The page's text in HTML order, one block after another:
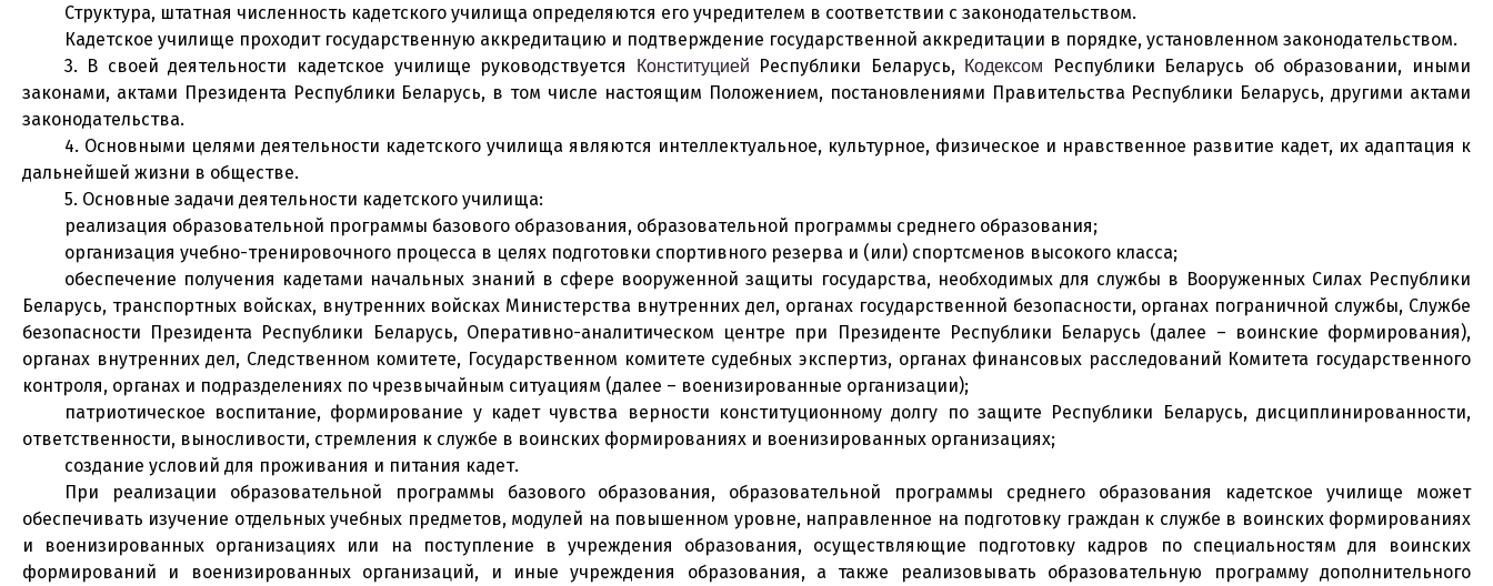
Структура, штатная численность кадетского училища определяются его учредителем в соответствии с законодательством.
Кадетское училище проходит государственную аккредитацию и подтверждение государственной аккредитации в порядке, установленном законодательством.
3. В своей деятельности кадетское училище руководствуется
Конституцией Республики Беларусь, Кодексом
Республики Беларусь об образовании, иными
законами, актами Президента Республики Беларусь, в том числе настоящим Положением, постановлениями Правительства Республики Беларусь, другими актами
законодательства.
4. Основными целями деятельности кадетского училища являются интеллектуальное, культурное, физическое и нравственное развитие кадет, их адаптация к
дальнейшей жизни в обществе.
5. Основные задачи деятельности кадетского училища:
реализация образовательной программы базового образования, образовательной программы среднего образования;
организация учебно-тренировочного процесса в целях подготовки спортивного резерва и (или) спортсменов высокого класса;
обеспечение получения кадетами начальных знаний в сфере вооруженной защиты государства, необходимых для службы в Вооруженных Силах Республики
Беларусь, транспортных войсках, внутренних войсках Министерства внутренних дел, органах государственной безопасности, органах пограничной службы, Службе
безопасности Президента Республики Беларусь, Оперативно-аналитическом центре при Президенте Республики Беларусь (далее – воинские формирования),
органах внутренних дел, Следственном комитете, Государственном комитете судебных экспертиз, органах финансовых расследований Комитета государственного
контроля, органах и подразделениях по чрезвычайным ситуациям (далее – военизированные организации);
патриотическое воспитание, формирование у кадет чувства верности конституционному долгу по защите Республики Беларусь, дисциплинированности,
ответственности, выносливости, стремления к службе в воинских формированиях и военизированных организациях;
создание условий для проживания и питания кадет.
При реализации образовательной программы базового образования, образовательной программы среднего образования кадетское училище может
обеспечивать изучение отдельных учебных предметов, модулей на повышенном уровне, направленное на подготовку граждан к службе в воинских формированиях
и военизированных организациях или на поступление в учреждения образования, осуществляющие подготовку кадров по специальностям для воинских
формирований и военизированных организаций, и иные учреждения образования, а также реализовывать образовательную программу дополнительного